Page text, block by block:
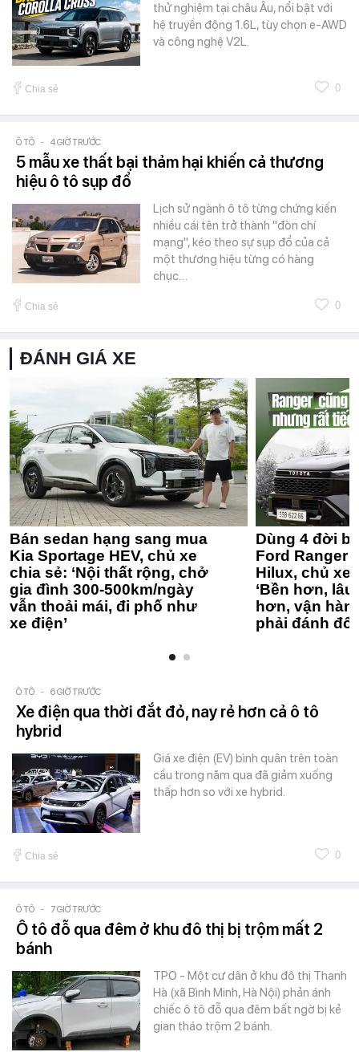
thử nghiệm tại châu Âu, nổi bật với
hệ truyền động 1.6L, tùy chọn e-AWD
và công nghệ V2L.
Chia sẻ 0
Ô TÔ - 4 GIỜ TRƯỚC
5 mẫu xe thất bại thảm hại khiến cả thương
hiệu ô tô sụp đổ
Lịch sử ngành ô tô từng chứng kiến
nhiều cái tên trở thành "đòn chí
mạng", kéo theo sự sụp đổ của cả
một thương hiệu từng có hàng
chục…
Chia sẻ 0
ĐÁNH GIÁ XE
Bán sedan hạng sang mua
Kia Sportage HEV, chủ xe
chia sẻ: ‘Nội thất rộng, chở
gia đình 300-500km/ngày
vẫn thoải mái, đi phố như
xe điện’
Dùng 4 đời
Ford Ranger
Hilux, chủ xe
‘Bền hơn,
hơn, vận
phải đánh
Ô TÔ - 6 GIỜ TRƯỚC
Xe điện qua thời đắt đỏ, nay rẻ hơn cả ô tô
hybrid
Giá xe điện (EV) bình quân trên toàn
cầu trong năm qua đã giảm xuống
thấp hơn so với xe hybrid.
Chia sẻ 0
Ô TÔ - 7 GIỜ TRƯỚC
Ô tô đỗ qua đêm ở khu đô thị bị trộm mất 2
bánh
TPO - Một cư dân ở khu đô thị Thanh
Hà (xã Bình Minh, Hà Nội) phản ánh
chiếc ô tô đỗ qua đêm bất ngờ bị kẻ
gian tháo trộm 2 bánh.